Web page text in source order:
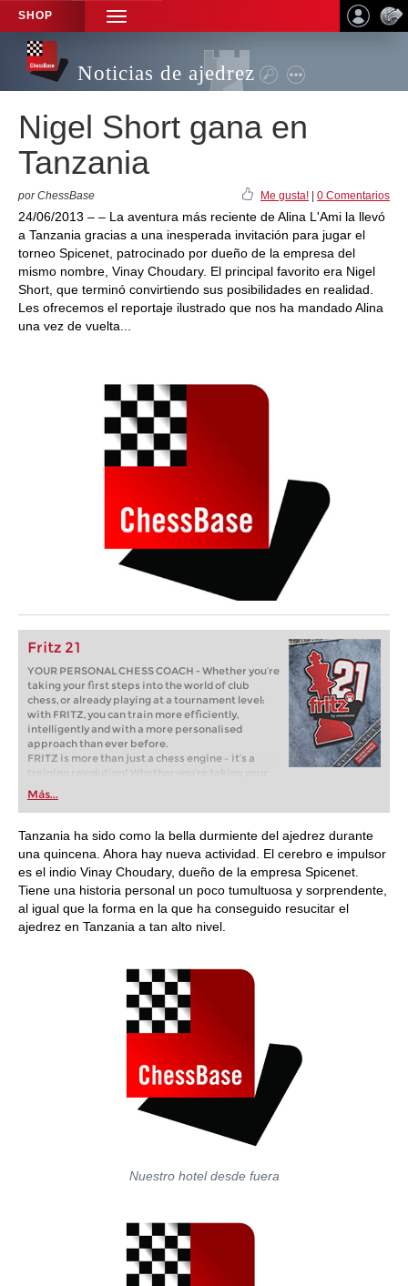
SHOP
TOGGLE
NAVIGATION
Noticias de ajedrez
Nigel Short gana en
Tanzania
por ChessBase Me gusta! 0 Comentarios
24/06/2013 – – La aventura más reciente de Alina L'Ami la llevó
a Tanzania gracias a una inesperada invitación para jugar el
torneo Spicenet, patrocinado por dueño de la empresa del
mismo nombre, Vinay Choudary. El principal favorito era Nigel
Short, que terminó convirtiendo sus posibilidades en realidad.
Les ofrecemos el reportaje ilustrado que nos ha mandado Alina
una vez de vuelta...
Fritz 21
YOUR PERSONAL CHESS COACH - Whether you’re
taking your first steps into the world of club
chess, or already playing at a tournament level:
with FRITZ, you can train more efficiently,
intelligently and with a more personalised
approach than ever before.
FRITZ is more than just a chess engine – it’s a
training revolution! Whether you’re taking your
first steps into the world of club chess, or already
playing at a tournament level: with FRITZ, you can
train more efficiently, intelligently and with a
more personalised approach than ever before.
Más...
Tanzania ha sido como la bella durmiente del ajedrez durante
una quincena. Ahora hay nueva actividad. El cerebro e impulsor
es el indio Vinay Choudary, dueño de la empresa Spicenet.
Tiene una historia personal un poco tumultuosa y sorprendente,
al igual que la forma en la que ha conseguido resucitar el
ajedrez en Tanzania a tan alto nivel.
Nuestro hotel desde fuera